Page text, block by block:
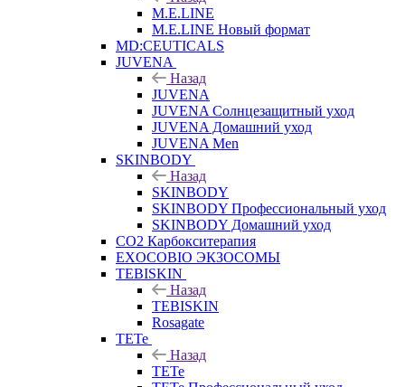
M.E.LINE
M.E.LINE Новый формат
MD:CEUTICALS
JUVENA
Назад
JUVENA
JUVENA Солнцезащитный уход
JUVENA Домашний уход
JUVENA Men
SKINBODY
Назад
SKINBODY
SKINBODY Профессиональный уход
SKINBODY Домашний уход
CO2 Карбокситерапия
EXOCOBIO ЭКЗОСОМЫ
TEBISKIN
Назад
TEBISKIN
Rosagate
TETe
Назад
TETe